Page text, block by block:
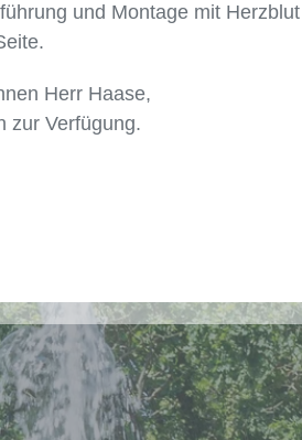
und Montage mit Herzblut
Herr Haase,
zur Verfügung.